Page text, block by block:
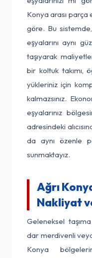
Konya arası parça
göre. Bu
eşyalarını aynı
taşıyarak
bir koltuk takımı,
yükleriniz için
kalmazsınız.
eşyalarınız
adresindeki
da aynı özenle
sunmaktayız.
Ağrı
Nakliyat
Geleneksel
dar merdivenli
Konya